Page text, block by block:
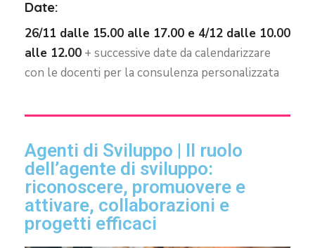
Date:
26/11 dalle 15.00 alle 17.00 e 4/12 dalle 10.00
alle 12.00 + successive date da calendarizzare
con le docenti per la consulenza personalizzata
Agenti di Sviluppo | Il ruolo
dell’agente di sviluppo:
riconoscere, promuovere e
attivare, collaborazioni e
progetti efficaci